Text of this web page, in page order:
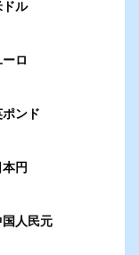
ル
ロ
ンド
円
人民元